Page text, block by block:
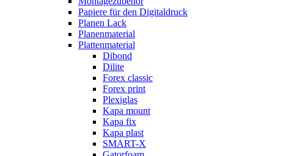
Papiere für den Digitaldruck
Planen Lack
Planenmaterial
Plattenmaterial
Dibond
Dilite
Forex classic
Forex print
Plexiglas
Kapa mount
Kapa fix
Kapa plast
SMART-X